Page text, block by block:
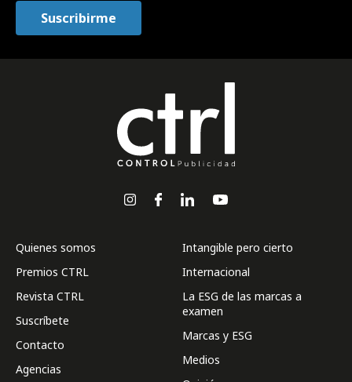
Quienes somos
Premios CTRL
Revista CTRL
Suscríbete
Contacto
Agencias
Intangible pero cierto
Internacional
La ESG de las marcas a
examen
Marcas y ESG
Medios